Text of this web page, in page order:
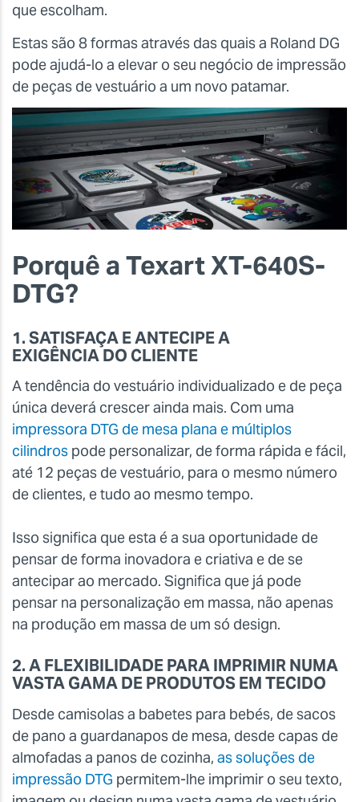
que escolham.
Estas são 8 formas através das quais a Roland DG
pode ajudá-lo a elevar o seu negócio de impressão
de peças de vestuário a um novo patamar.
Porquê a Texart XT-640S-
DTG?
1. SATISFAÇA E ANTECIPE A
EXIGÊNCIA DO CLIENTE
A tendência do vestuário individualizado e de peça
única deverá crescer ainda mais. Com uma
impressora DTG de mesa plana e múltiplos
cilindros pode personalizar, de forma rápida e fácil,
até 12 peças de vestuário, para o mesmo número
de clientes, e tudo ao mesmo tempo.
Isso significa que esta é a sua oportunidade de
pensar de forma inovadora e criativa e de se
antecipar ao mercado. Significa que já pode
pensar na personalização em massa, não apenas
na produção em massa de um só design.
2. A FLEXIBILIDADE PARA IMPRIMIR NUMA
VASTA GAMA DE PRODUTOS EM TECIDO
Desde camisolas a babetes para bebés, de sacos
de pano a guardanapos de mesa, desde capas de
almofadas a panos de cozinha, as soluções de
impressão DTG permitem-lhe imprimir o seu texto,